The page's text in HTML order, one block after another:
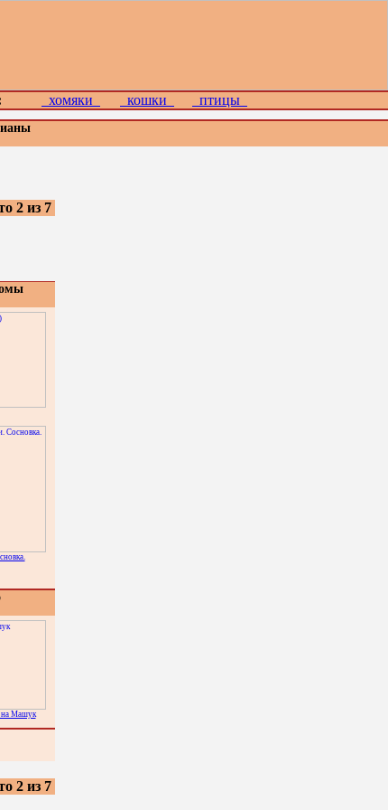
хомяки кошки птицы
2 из 7
на Машук
2 из 7